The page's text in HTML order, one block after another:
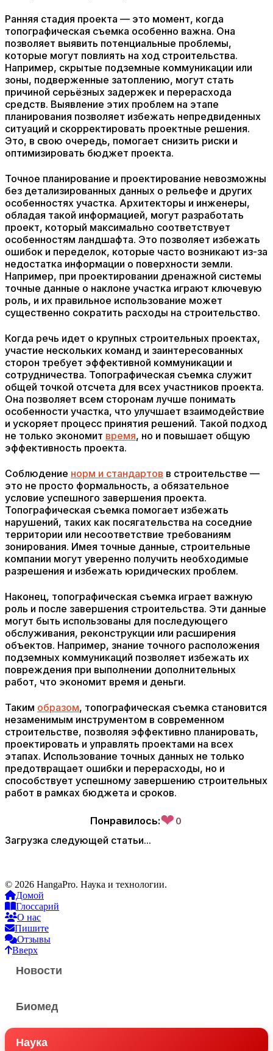
Ранняя стадия проекта — это момент, когда
топографическая съемка особенно важна. Она
позволяет выявить потенциальные проблемы,
которые могут повлиять на ход строительства.
Например, скрытые подземные коммуникации или
зоны, подверженные затоплению, могут стать
причиной серьёзных задержек и перерасхода
средств. Выявление этих проблем на этапе
планирования позволяет избежать непредвиденных
ситуаций и скорректировать проектные решения.
Это, в свою очередь, помогает снизить риски и
оптимизировать бюджет проекта.
Точное планирование и проектирование невозможны
без детализированных данных о рельефе и других
особенностях участка. Архитекторы и инженеры,
обладая такой информацией, могут разработать
проект, который максимально соответствует
особенностям ландшафта. Это позволяет избежать
ошибок и переделок, которые часто возникают из-за
недостатка информации о поверхности земли.
Например, при проектировании дренажной системы
точные данные о наклоне участка играют ключевую
роль, и их правильное использование может
существенно сократить расходы на строительство.
Когда речь идет о крупных строительных проектах,
участие нескольких команд и заинтересованных
сторон требует эффективной коммуникации и
сотрудничества. Топографическая съемка служит
общей точкой отсчета для всех участников проекта.
Она позволяет всем сторонам лучше понимать
особенности участка, что улучшает взаимодействие
и ускоряет процесс принятия решений. Такой подход
не только экономит время, но и повышает общую
эффективность проекта.
Соблюдение норм и стандартов в строительстве —
это не просто формальность, а обязательное
условие успешного завершения проекта.
Топографическая съемка помогает избежать
нарушений, таких как посягательства на соседние
территории или несоответствие требованиям
зонирования. Имея точные данные, строительные
компании могут уверенно получить необходимые
разрешения и избежать юридических проблем.
Наконец, топографическая съемка играет важную
роль и после завершения строительства. Эти данные
могут быть использованы для последующего
обслуживания, реконструкции или расширения
объектов. Например, знание точного расположения
подземных коммуникаций позволяет избежать их
повреждения при выполнении дополнительных
работ, что экономит время и деньги.
Таким образом, топографическая съемка становится
незаменимым инструментом в современном
строительстве, позволяя эффективно планировать,
проектировать и управлять проектами на всех
этапах. Использование точных данных не только
предотвращает ошибки и перерасходы, но и
способствует успешному завершению строительных
работ в рамках бюджета и сроков.
Понравилось:❤ 0
Загрузка следующей статьи...
© 2026 HangaPro. Наука и технологии.
Домой
Глоссарий
О нас
Пишите
Отзывы
Вверх
Новости
Биомед
Наука